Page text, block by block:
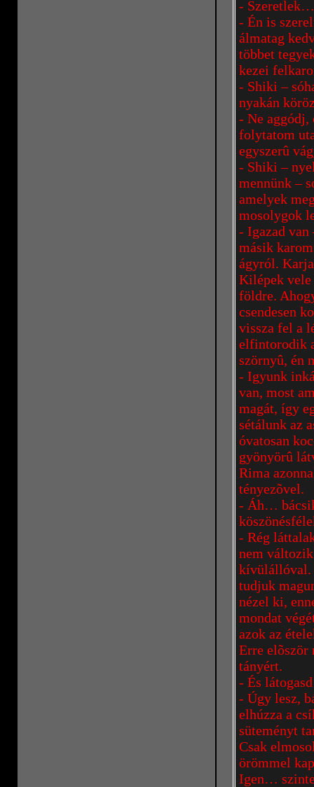
- Szeretlek…
- Én is
álmatag
többet
kezei
- Shiki –
nyakán
- Ne aggódj,
folytatom
egyszerû
- Shiki –
mennünk –
amelyek
mosolygok
- Igazad
másik
ágyról.
Kilépek vele
földre.
csendesen
vissza fel a
elfintorodik
szörnyû, én
- Igyunk
van, most
magát, így
sétálunk az
óvatosan
gyönyörû
Rima
tényezõvel.
- Áh…
- Rég
nem
kívülállóval.
tudjuk
nézel ki,
mondat
azok az
Erre elõször
tányért.
- És
- Úgy lesz,
elhúzza a
süteményt
Csak
örömmel
Igen…